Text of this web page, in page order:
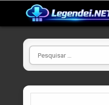
Pesquisar
por